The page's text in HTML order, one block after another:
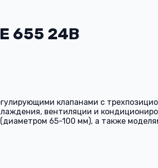
655 24В
клапанами с
вентиляции и
65-100 мм), а также